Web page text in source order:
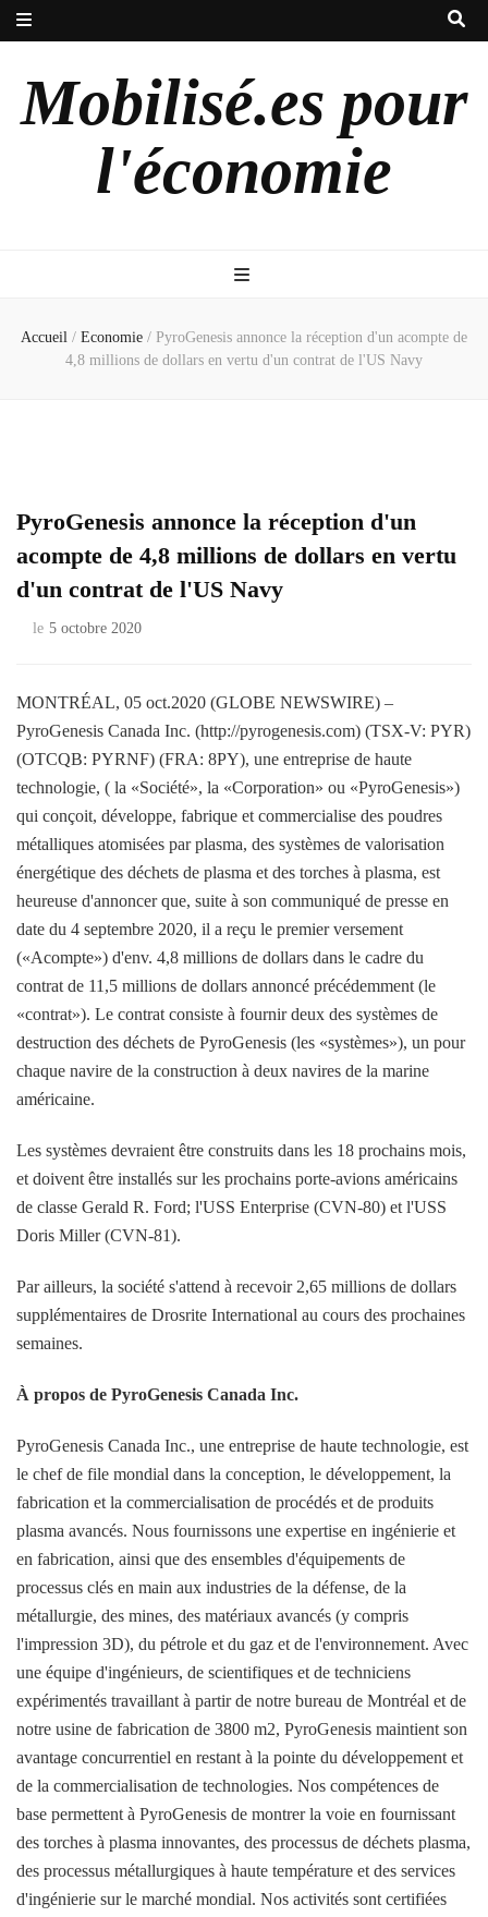
Mobilisé.es pour
l'économie
Accueil / Economie / PyroGenesis annonce la réception d'un acompte de
4,8 millions de dollars en vertu d'un contrat de l'US Navy
PyroGenesis annonce la réception d'un
acompte de 4,8 millions de dollars en vertu
d'un contrat de l'US Navy
le 5 octobre 2020
MONTRÉAL, 05 oct.2020 (GLOBE NEWSWIRE) –
PyroGenesis Canada Inc. (http://pyrogenesis.com) (TSX-V: PYR)
(OTCQB: PYRNF) (FRA: 8PY), une entreprise de haute
technologie, ( la «Société», la «Corporation» ou «PyroGenesis»)
qui conçoit, développe, fabrique et commercialise des poudres
métalliques atomisées par plasma, des systèmes de valorisation
énergétique des déchets de plasma et des torches à plasma, est
heureuse d'annoncer que, suite à son communiqué de presse en
date du 4 septembre 2020, il a reçu le premier versement
(«Acompte») d'env. 4,8 millions de dollars dans le cadre du
contrat de 11,5 millions de dollars annoncé précédemment (le
«contrat»). Le contrat consiste à fournir deux des systèmes de
destruction des déchets de PyroGenesis (les «systèmes»), un pour
chaque navire de la construction à deux navires de la marine
américaine.
Les systèmes devraient être construits dans les 18 prochains mois,
et doivent être installés sur les prochains porte-avions américains
de classe Gerald R. Ford; l'USS Enterprise (CVN-80) et l'USS
Doris Miller (CVN-81).
Par ailleurs, la société s'attend à recevoir 2,65 millions de dollars
supplémentaires de Drosrite International au cours des prochaines
semaines.
À propos de PyroGenesis Canada Inc.
PyroGenesis Canada Inc., une entreprise de haute technologie, est
le chef de file mondial dans la conception, le développement, la
fabrication et la commercialisation de procédés et de produits
plasma avancés. Nous fournissons une expertise en ingénierie et
en fabrication, ainsi que des ensembles d'équipements de
processus clés en main aux industries de la défense, de la
métallurgie, des mines, des matériaux avancés (y compris
l'impression 3D), du pétrole et du gaz et de l'environnement. Avec
une équipe d'ingénieurs, de scientifiques et de techniciens
expérimentés travaillant à partir de notre bureau de Montréal et de
notre usine de fabrication de 3800 m2, PyroGenesis maintient son
avantage concurrentiel en restant à la pointe du développement et
de la commercialisation de technologies. Nos compétences de
base permettent à PyroGenesis de montrer la voie en fournissant
des torches à plasma innovantes, des processus de déchets plasma,
des processus métallurgiques à haute température et des services
d'ingénierie sur le marché mondial. Nos activités sont certifiées